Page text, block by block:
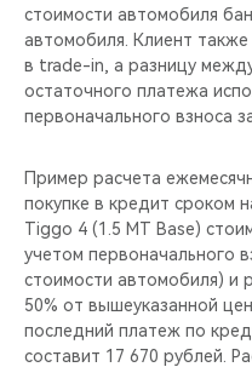
стоимости автомобиля
автомобиля. Клиент
в trade-in, а разницу
остаточного платежа
первоначального взноса
Пример расчета
покупке в кредит сроком
Tiggo 4 (1.5 MT Base)
учетом первоначального
стоимости автомобиля) и
50% от вышеуказанной
последний платеж по
составит 17 670 рублей.